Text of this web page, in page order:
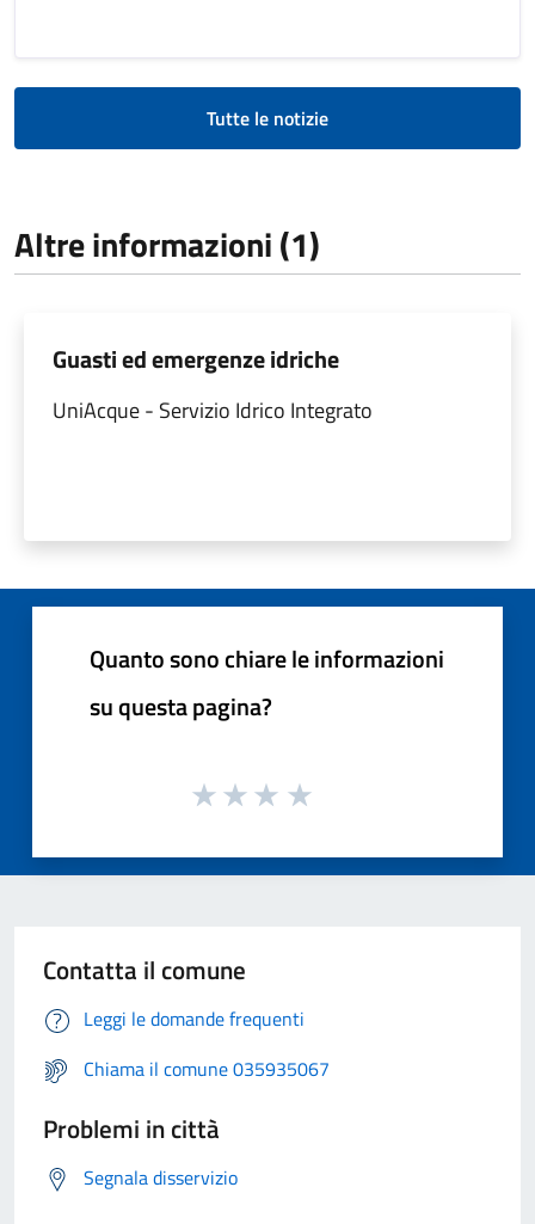
Tutte le notizie
Altre informazioni (1)
Guasti ed emergenze idriche
UniAcque - Servizio Idrico Integrato
Quanto sono chiare le informazioni
su questa pagina?
Contatta il comune
Leggi le domande frequenti
Chiama il comune 035935067
Problemi in città
Segnala disservizio